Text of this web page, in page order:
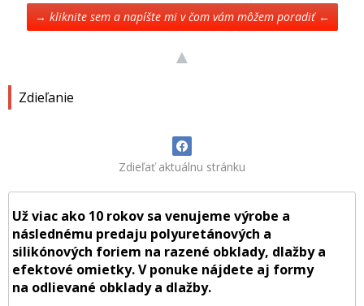
→ kliknite sem a napíšte mi v čom vám môžem poradiť ←
▲
Zdieľanie
Zdieľať aktuálnu stránku
Už viac ako 10 rokov sa venujeme výrobe a
následnému predaju polyuretánových a
silikónových foriem na razené obklady, dlažby a
efektové omietky. V ponuke nájdete aj formy
na odlievané obklady a dlažby.